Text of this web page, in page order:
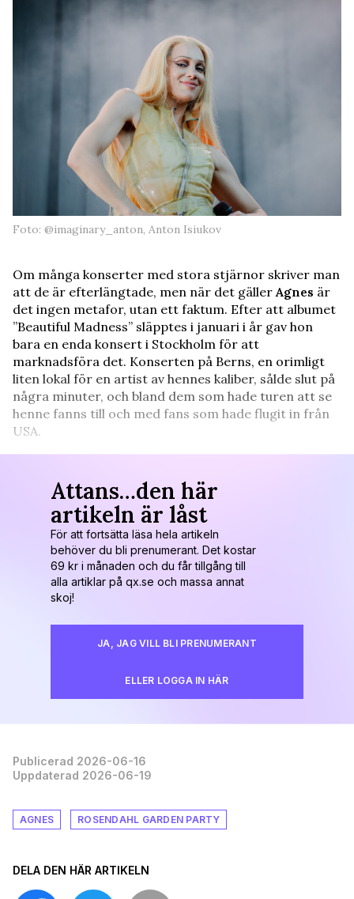
Foto: @imaginary_anton, Anton Isiukov
Om många konserter med stora stjärnor skriver man
att de är efterlängtade, men när det gäller Agnes är
det ingen metafor, utan ett faktum. Efter att albumet
”Beautiful Madness” släpptes i januari i år gav hon
bara en enda konsert i Stockholm för att
marknadsföra det. Konserten på Berns, en orimligt
liten lokal för en artist av hennes kaliber, sålde slut på
några minuter, och bland dem som hade turen att se
henne fanns till och med fans som hade flugit in från
USA.
Attans…den här
artikeln är låst
För att fortsätta läsa hela artikeln
behöver du bli prenumerant. Det kostar
69 kr i månaden och du får tillgång till
alla artiklar på qx.se och massa annat
skoj!
JA, JAG VILL BLI PRENUMERANT
ELLER LOGGA IN HÄR
Publicerad 2026-06-16
Uppdaterad 2026-06-19
AGNES ROSENDAHL GARDEN PARTY
DELA DEN HÄR ARTIKELN